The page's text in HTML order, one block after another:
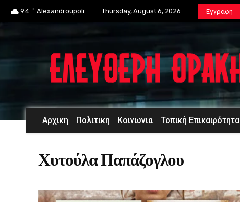
9.4 C Alexandroupoli Thursday, August 6, 2026 Εγγραφή
Αρχικη Πολιτικη Κοινωνια Τοπική Επικαιρότητα
Χυτούλα Παπάζογλου